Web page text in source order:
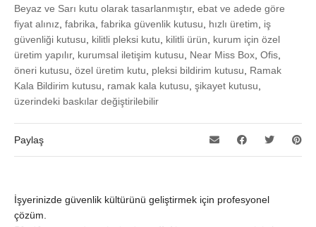
Beyaz ve Sarı kutu olarak tasarlanmıştır, ebat ve adede göre
fiyat alınız fabrika fabrika güvenlik kutusu hızlı üretim
iş
güvenliği kutusu
kilitli pleksi kutu kilitli ürün
kurum için özel
üretim yapılır, kurumsal iletişim kutusu Near Miss Box Ofis
öneri kutusu özel üretim kutu pleksi bildirim kutusu
Ramak
Kala Bildirim kutusu
ramak kala kutusu şikayet kutusu
üzerindeki baskılar değiştirilebilir
Paylaş
İşyerinizde güvenlik kültürünü geliştirmek için profesyonel
çözüm.